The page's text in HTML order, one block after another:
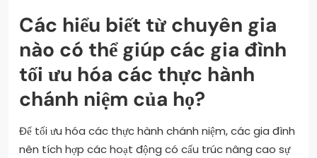
Các hiểu biết từ chuyên gia
nào có thể giúp các gia đình
tối ưu hóa các thực hành
chánh niệm của họ?
Để tối ưu hóa các thực hành chánh niệm, các gia đình
nên tích hợp các hoạt động có cấu trúc nâng cao sự